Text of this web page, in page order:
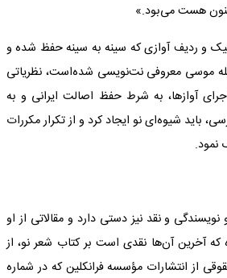
کنون هست می‌بود.»
و ردیف آوازی که سینه به سینه حفظ شده و
موسی معروفی نت‌نویسی شده‌است، نظریاتی
آوازها، به شرط حفظ اصالت ایرانی و به
باید شیوه‌ای نو ایجاد کرد و از تکرار مکررات
نمود.
و نقد نیز دستی دارد و مقالاتی از او
آخرین آن‌ها نقدی است بر کتاب شعر نو، از
از انتشارات مؤسسه فرانکلین که در شماره